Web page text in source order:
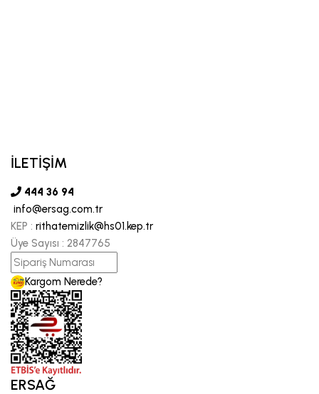
İLETİŞİM
444 36 94
info@ersag.com.tr
KEP : rithatemizlik@hs01.kep.tr
Üye Sayısı : 2847765
Kargom Nerede?
ERSAĞ